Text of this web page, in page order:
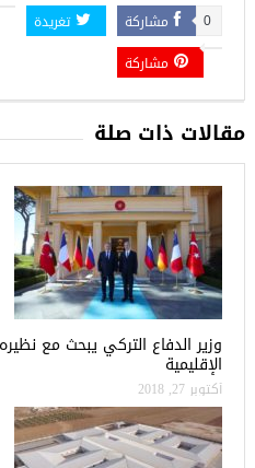
مشاركة 0 تغريدة
مشاركة
مقالات ذات صلة
وزير الدفاع التركي يبحث مع
الإقليمية
أكتوبر 27, 2018